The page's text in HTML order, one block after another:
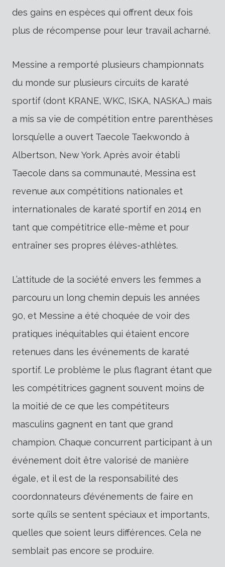
des gains en espèces qui offrent deux fois
plus de récompense pour leur travail acharné.
Messine a remporté plusieurs championnats
du monde sur plusieurs circuits de karaté
sportif (dont KRANE, WKC, ISKA, NASKA…) mais
a mis sa vie de compétition entre parenthèses
lorsqu’elle a ouvert Taecole Taekwondo à
Albertson, New York. Après avoir établi
Taecole dans sa communauté, Messina est
revenue aux compétitions nationales et
internationales de karaté sportif en 2014 en
tant que compétitrice elle-même et pour
entraîner ses propres élèves-athlètes.
L’attitude de la société envers les femmes a
parcouru un long chemin depuis les années
90, et Messine a été choquée de voir des
pratiques inéquitables qui étaient encore
retenues dans les événements de karaté
sportif. Le problème le plus flagrant étant que
les compétitrices gagnent souvent moins de
la moitié de ce que les compétiteurs
masculins gagnent en tant que grand
champion. Chaque concurrent participant à un
événement doit être valorisé de manière
égale, et il est de la responsabilité des
coordonnateurs d’événements de faire en
sorte qu’ils se sentent spéciaux et importants,
quelles que soient leurs différences. Cela ne
semblait pas encore se produire.